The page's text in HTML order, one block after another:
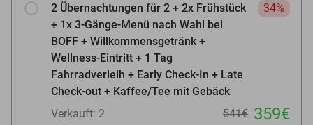
2 Übernachtungen für 2 + 2x Frühstück
+ 1x 3-Gänge-Menü nach Wahl bei
BOFF + Willkommensgetränk +
Wellness-Eintritt + 1 Tag
Fahrradverleih + Early Check-In + Late
Check-out + Kaffee/Tee mit Gebäck
34%
Verkauft: 2 541€ 359€